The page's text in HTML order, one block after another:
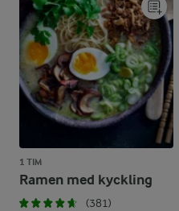
1 TIM
Ramen med kyckling
(381)